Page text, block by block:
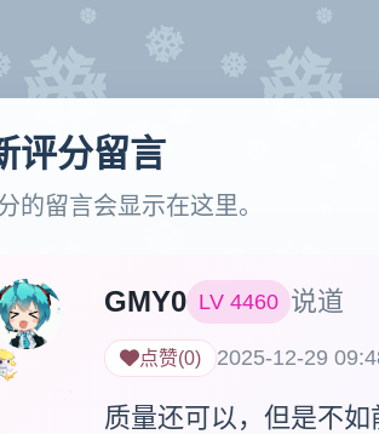
评分留言
的留言会显示在这里。
GMY0 LV 4460 说道
点赞(0) 2025-12-29
质量还可以，但是不